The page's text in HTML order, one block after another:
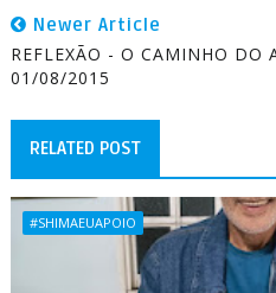
Newer Article
REFLEXÃO - O CAMINHO DO
01/08/2015
RELATED POST
#SHIMAEUAPOIO